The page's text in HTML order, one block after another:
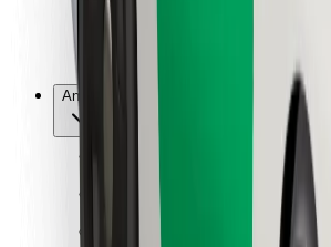
För restauranger
Bolt for Business
Annat
Allmänna villkor